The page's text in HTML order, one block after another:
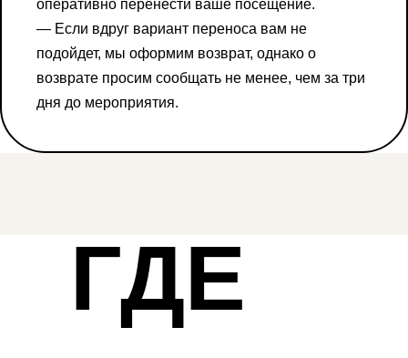
оперативно перенести ваше посещение.
— Если вдруг вариант переноса вам не
подойдет, мы оформим возврат, однако о
возврате просим сообщать не менее, чем за три
дня до мероприятия.
ГДЕ